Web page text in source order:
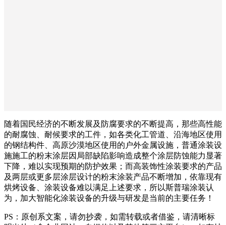
随着国民经济的不断发展及防腐要求的不断提高，那些高性能
的耐腐蚀、耐候要求的工件，如各类化工管道、沿海地区使用
的钢结构件、高原沙漠地区使用的户外金属设施，普通涂装设
施施工的粉末涂层因局部缺陷影响造成整个涂层防蚀能力显著
下降，难以实现预期的防护效果；而高装饰性涂装要求的产品
及两层或更多层涂层设计的粉末涂装产品不断增加，依靠现有
烘烤设备、涂装设备难以满足上述要求，所以斯普瑞涂装认
为，加大智能化涂装设备的升级与研发是当前的主要任务！
PS：原创系文案，请勿抄袭，如需转载或者借鉴，请清晰标